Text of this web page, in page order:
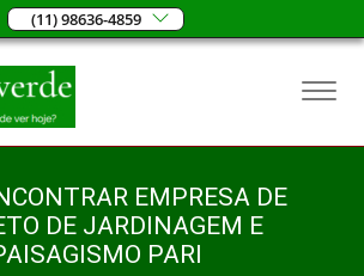
(11) 98636-4859
EMPRESA DE
DE JARDINAGEM E
PARI